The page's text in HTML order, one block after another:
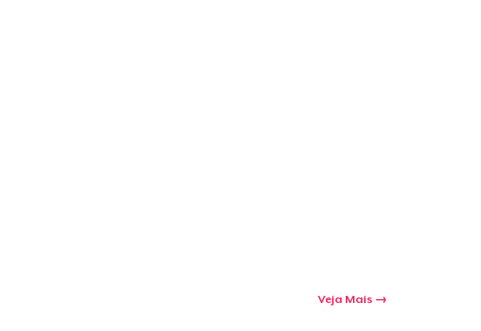
Veja Mais